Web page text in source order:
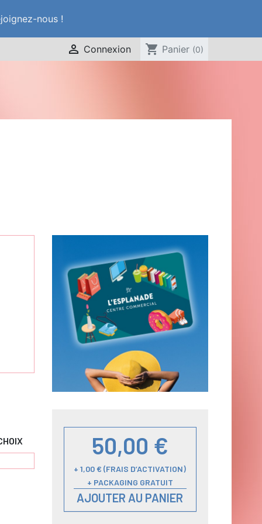
nous !
 Connexion shopping_cart Panier (0)
50,00 €
+ 1,00 € (FRAIS D’ACTIVATION)
+ PACKAGING GRATUIT
AJOUTER AU PANIER